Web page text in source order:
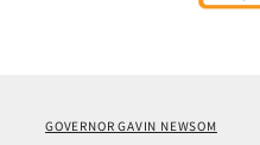
GOVERNOR GAVIN NEWSOM